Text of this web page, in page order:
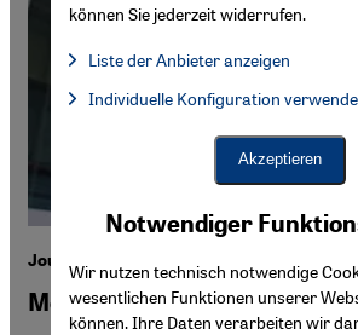
Journalisten in der Türkei
Medien im Würgegriff
Notwendiger
Wir nutzen technisch notwendige
wesentlichen Funktionen unserer
können. Ihre Daten verarbeiten wir
können Sie jederzeit widerrufen.
Liste der Anbieter anzeigen
Facebook Embed / Facebook
Facebook Embed / Facebook
Google Maps Embed
Individuelle Konfiguration
Akzeptieren